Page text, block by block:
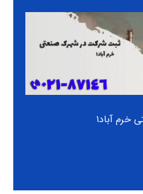
آباد۱